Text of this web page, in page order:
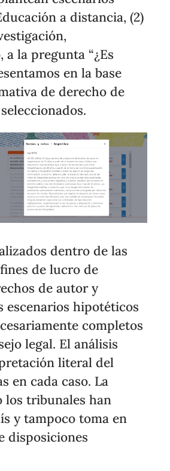
a distancia, (2)
la pregunta “¿Es
en la base
de derecho de
dentro de las
de lucro de
de autor y
escenarios hipotéticos
completos
legal. El análisis
literal del
en cada caso. La
los tribunales han
y tampoco toma en
disposiciones